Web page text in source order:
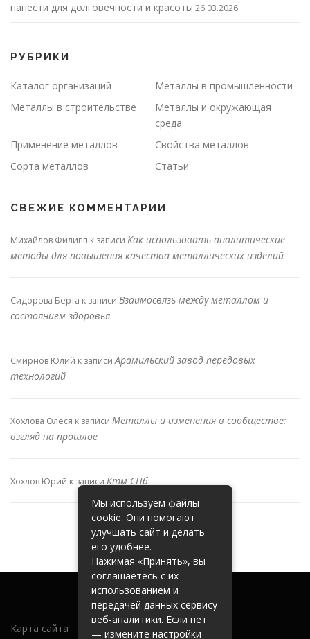
нанести для долговечности и красоты 26.03.2026
РУБРИКИ
Каталог организаций
Металлы в промышленности
Металлы в строительстве
Металлы и окружающая
среда
Применение металлов
Свойства металлов
Сорта металлов
Статьи
СВЕЖИЕ КОММЕНТАРИИ
Михайлов Филипп к записи Как использовать аналитические
методы для повышения качества металлических изделий
Сидорова Берта к записи Взаимосвязь между металлом и
состоянием здоровья
Смирнов Юлий к записиАрамильский завод передовых
технологий
Хохлова Олеся к записи Металлы и изменения в сообществе:
взгляд на прошлое
Хохлов Юрий к записи Ктм СПб
Карта сайта
Мы используем файлы
cookie. Они помогают
улучшать сайт и делать
его удобнее.
Нажимая «Принять», вы
соглашаетесь с их
использованием и
передачей данных сервису
веб-аналитики. Если нет
— измените настройки